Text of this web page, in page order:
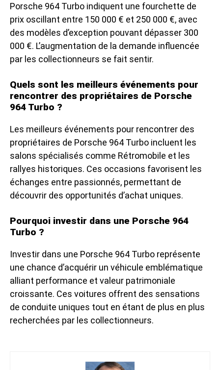
Porsche 964 Turbo indiquent une fourchette de
prix oscillant entre 150 000 € et 250 000 €, avec
des modèles d’exception pouvant dépasser 300
000 €. L’augmentation de la demande influencée
par les collectionneurs se fait sentir.
Quels sont les meilleurs événements pour
rencontrer des propriétaires de Porsche
964 Turbo ?
Les meilleurs événements pour rencontrer des
propriétaires de Porsche 964 Turbo incluent les
salons spécialisés comme Rétromobile et les
rallyes historiques. Ces occasions favorisent les
échanges entre passionnés, permettant de
découvrir des opportunités d’achat uniques.
Pourquoi investir dans une Porsche 964
Turbo ?
Investir dans une Porsche 964 Turbo représente
une chance d’acquérir un véhicule emblématique
alliant performance et valeur patrimoniale
croissante. Ces voitures offrent des sensations
de conduite uniques tout en étant de plus en plus
recherchées par les collectionneurs.